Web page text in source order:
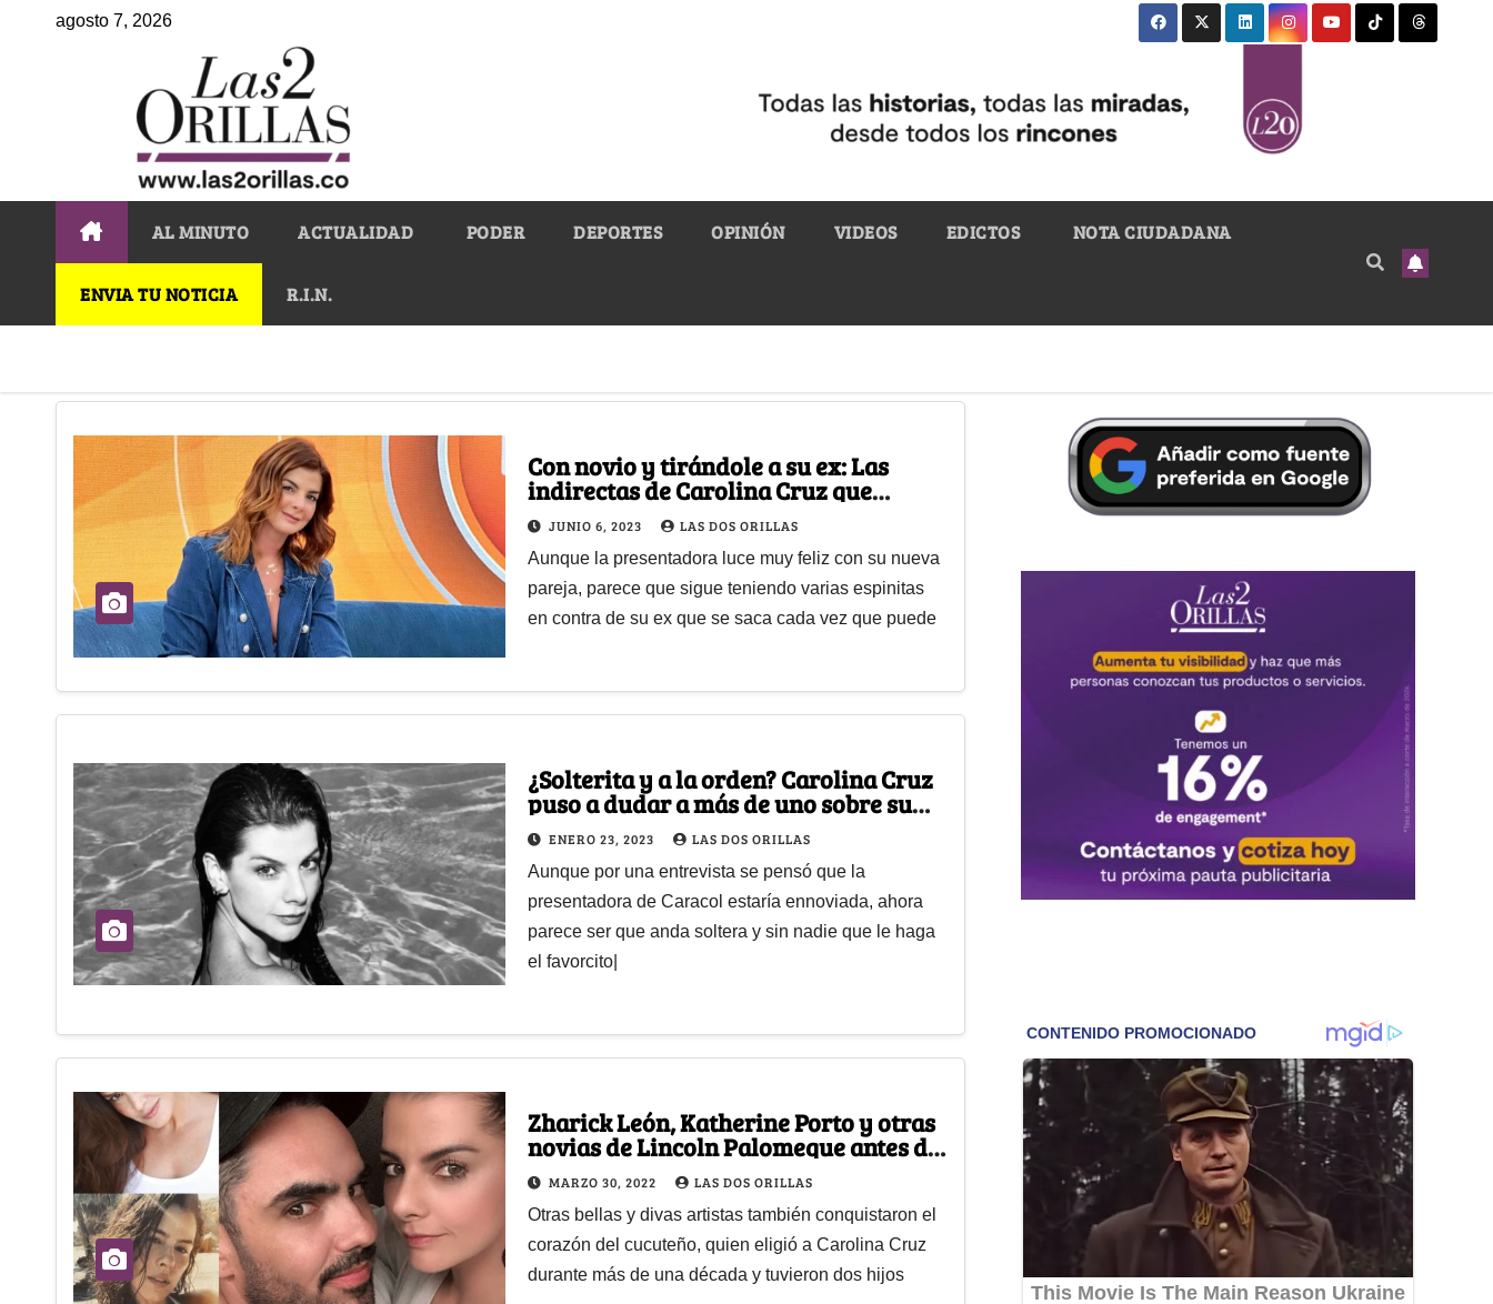
agosto 7, 2026
AL MINUTO ACTUALIDAD PODER DEPORTES OPINIÓN VIDEOS EDICTOS NOTA CIUDADANA
ENVIA TU NOTICIA R.I.N.
Con novio y tirándole a su ex: Las
indirectas de Carolina Cruz que
tendrían mamado a Lincoln
Palomeque
JUNIO 6, 2023 LAS DOS ORILLAS
Aunque la presentadora luce muy feliz con su nueva
pareja, parece que sigue teniendo varias espinitas
en contra de su ex que se saca cada vez que puede
¿Solterita y a la orden? Carolina Cruz
puso a dudar a más de uno sobre su
supuesta relación
ENERO 23, 2023 LAS DOS ORILLAS
Aunque por una entrevista se pensó que la
presentadora de Caracol estaría ennoviada, ahora
parece ser que anda soltera y sin nadie que le haga
el favorcito|
Zharick León, Katherine Porto y otras
novias de Lincoln Palomeque antes de
Carolina Cruz
MARZO 30, 2022 LAS DOS ORILLAS
Otras bellas y divas artistas también conquistaron el
corazón del cucuteño, quien eligió a Carolina Cruz
durante más de una década y tuvieron dos hijos